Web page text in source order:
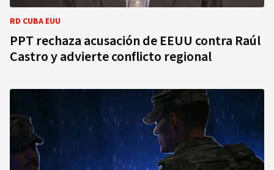
RD CUBA EUU
PPT rechaza acusación de EEUU contra Raúl
Castro y advierte conflicto regional